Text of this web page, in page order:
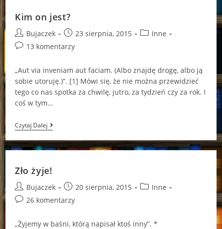
Kim on jest?
Post
author:
Bujaczek
Post
published:
23 sierpnia, 2015
PostInne
Post13 komentarzy
„Aut via inveniam aut faciam. (Albo znajdę drogę, albo ją
sobie utoruję.)”. [1] Mówi się, że nie można przewidzieć
tego co nas spotka za chwilę, jutro, za tydzień czy za rok. I
coś w tym…
Czytaj DalejKim
On
Jest?
Zło żyje!
Post
author:
Bujaczek
Post
published:
20 sierpnia, 2015
PostInne
Post26 komentarzy
„Żyjemy w baśni, którą napisał ktoś inny”. *